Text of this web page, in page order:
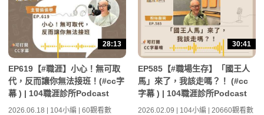
28:13
EP619【#職涯】小心！無可取
代，反而讓你無法接班！(#cc字
幕 ) | 104職涯診所Podcast
2026.06.18 | 104小編 | 60觀看數
30:41
EP585【#職場生存】「國王人
馬」來了，我該走嗎？！ (#cc
字幕 ) | 104職涯診所Podcast
2026.02.09 | 104小編 | 20660觀看數